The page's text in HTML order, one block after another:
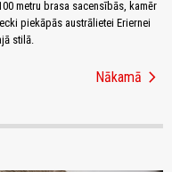
metru brasa sacensībās, kamēr
piekāpās austrālietei Eriernei
stilā.
Nākamā chevron_right